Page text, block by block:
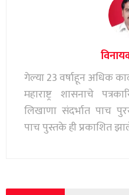
गेल्या 23 वर्षाहून अधिक
महाराष्ट्र शासनाचे
लिखाणा संदर्भात पाच
पाच पुस्तके ही प्रकाशित